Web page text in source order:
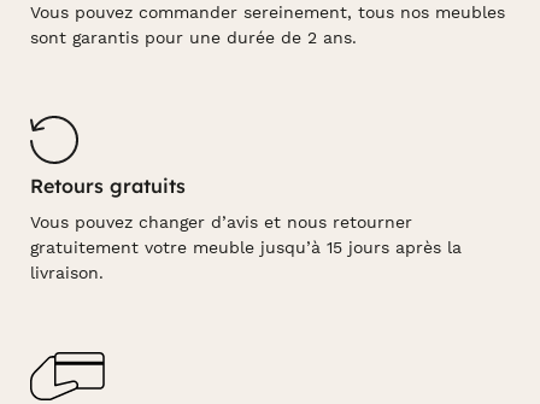
Vous pouvez commander sereinement, tous nos meubles
sont garantis pour une durée de 2 ans.
Retours gratuits
Vous pouvez changer d’avis et nous retourner
gratuitement votre meuble jusqu’à 15 jours après la
livraison.